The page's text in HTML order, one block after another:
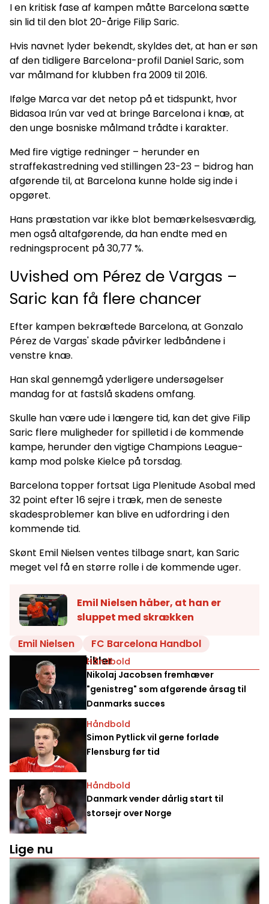
I en kritisk fase af kampen måtte Barcelona sætte
sin lid til den blot 20-årige Filip Saric.
Hvis navnet lyder bekendt, skyldes det, at han er søn
af den tidligere Barcelona-profil Daniel Saric, som
var målmand for klubben fra 2009 til 2016.
Ifølge Marca var det netop på et tidspunkt, hvor
Bidasoa Irún var ved at bringe Barcelona i knæ, at
den unge bosniske målmand trådte i karakter.
Med fire vigtige redninger – herunder en
straffekastredning ved stillingen 23-23 – bidrog han
afgørende til, at Barcelona kunne holde sig inde i
opgøret.
Hans præstation var ikke blot bemærkelsesværdig,
men også altafgørende, da han endte med en
redningsprocent på 30,77 %.
Uvished om Pérez de Vargas –
Saric kan få flere chancer
Efter kampen bekræftede Barcelona, at Gonzalo
Pérez de Vargas' skade påvirker ledbåndene i
venstre knæ.
Han skal gennemgå yderligere undersøgelser
mandag for at fastslå skadens omfang.
Skulle han være ude i længere tid, kan det give Filip
Saric flere muligheder for spilletid i de kommende
kampe, herunder den vigtige Champions League-
kamp mod polske Kielce på torsdag.
Barcelona topper fortsat Liga Plenitude Asobal med
32 point efter 16 sejre i træk, men de seneste
skadesproblemer kan blive en udfordring i den
kommende tid.
Skønt Emil Nielsen ventes tilbage snart, kan Saric
meget vel få en større rolle i de kommende uger.
Emil Nielsen håber, at han er
sluppet med skrækken
Emil Nielsen
FC Barcelona Handbol
Relaterede artikler
Håndbold
Nikolaj Jacobsen fremhæver
"genistreg" som afgørende årsag til
Danmarks succes
Håndbold
Simon Pytlick vil gerne forlade
Flensburg før tid
Håndbold
Danmark vender dårlig start til
storsejr over Norge
Lige nu